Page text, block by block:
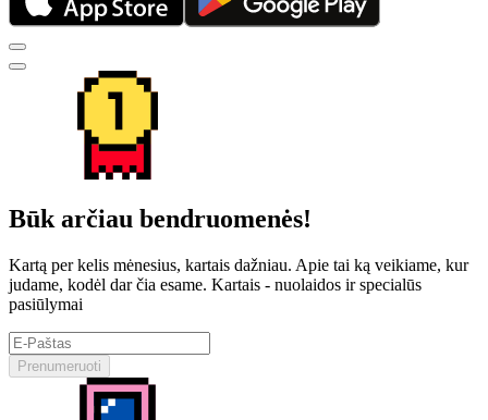
Būk arčiau bendruomenės!
Kartą per kelis mėnesius, kartais dažniau. Apie tai ką veikiame, kur
judame, kodėl dar čia esame. Kartais - nuolaidos ir specialūs
pasiūlymai
Prenumeruoti